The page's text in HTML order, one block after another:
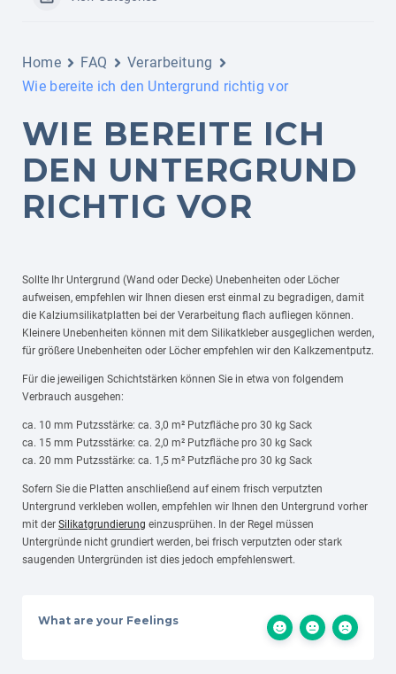
Home FAQ
Verarbeitung
Wie bereite ich den Untergrund richtig vor
WIE BEREITE ICH
DEN UNTERGRUND
RICHTIG VOR
Sollte Ihr Untergrund (Wand oder Decke) Unebenheiten oder Löcher
aufweisen, empfehlen wir Ihnen diesen erst einmal zu begradigen, damit
die Kalziumsilikatplatten bei der Verarbeitung flach aufliegen können.
Kleinere Unebenheiten können mit dem Silikatkleber ausgeglichen werden,
für größere Unebenheiten oder Löcher empfehlen wir den Kalkzementputz.
Für die jeweiligen Schichtstärken können Sie in etwa von folgendem
Verbrauch ausgehen:
ca. 10 mm Putzsstärke: ca. 3,0 m² Putzfläche pro 30 kg Sack
ca. 15 mm Putzsstärke: ca. 2,0 m² Putzfläche pro 30 kg Sack
ca. 20 mm Putzsstärke: ca. 1,5 m² Putzfläche pro 30 kg Sack
Sofern Sie die Platten anschließend auf einem frisch verputzten
Untergrund verkleben wollen, empfehlen wir Ihnen den Untergrund vorher
mit der Silikatgrundierung einzusprühen. In der Regel müssen
Untergründe nicht grundiert werden, bei frisch verputzten oder stark
saugenden Untergründen ist dies jedoch empfehlenswert.
What are your Feelings